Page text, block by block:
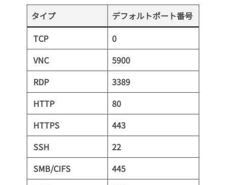
タイプ
デフォルトポート番号
TCP
0
VNC
5900
RDP
3389
HTTP
80
HTTPS
443
SSH
22
SMB/CIFS
445